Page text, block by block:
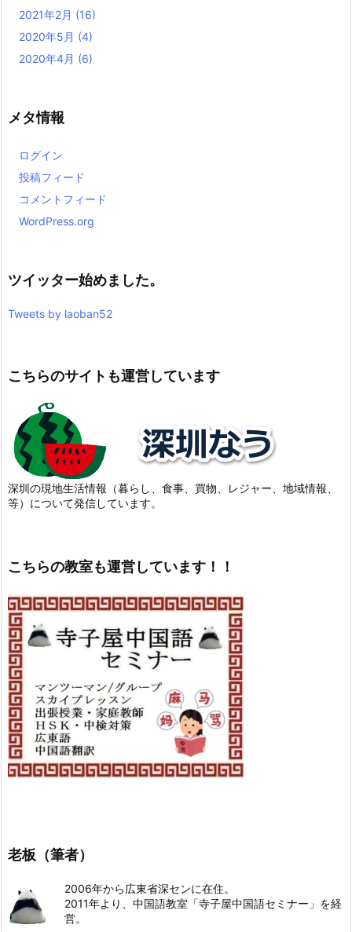
2021年2月 (16)
2020年5月 (4)
2020年4月 (6)
メタ情報
ログイン
投稿フィード
コメントフィード
WordPress.org
ツイッター始めました。
Tweets by laoban52
こちらのサイトも運営しています
深圳の現地生活情報（暮らし、食事、買物、レジャー、地域情報、
等）について発信しています。
こちらの教室も運営しています！！
老板（筆者）
2006年から広東省深センに在住。
2011年より、中国語教室「寺子屋中国語セミナー」を経
営。